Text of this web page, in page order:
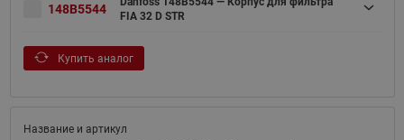
148B5544
FIA 32 D STR
Купить аналог